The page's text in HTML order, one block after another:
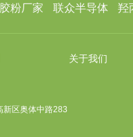
粉厂家 联众半导体 羟
新区奥体中路283
关于我们